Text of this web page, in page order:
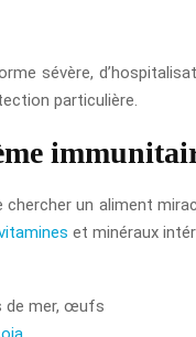
sévère,
particulière.
chercher un aliment
et minéraux
de mer, œufs